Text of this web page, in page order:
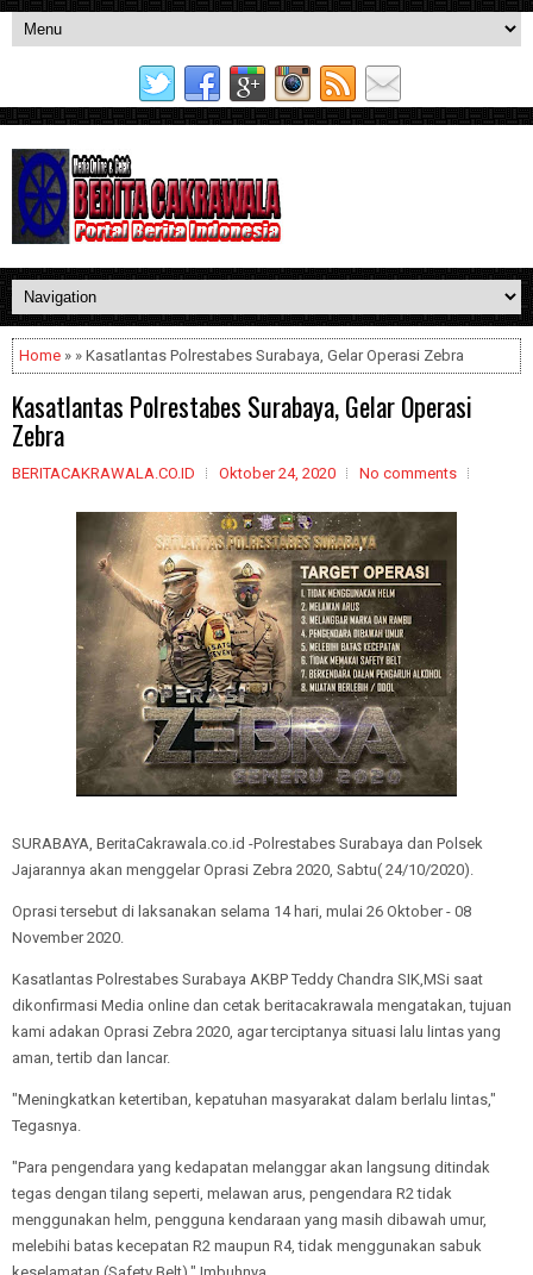
Home » » Kasatlantas Polrestabes Surabaya, Gelar Operasi Zebra
Kasatlantas Polrestabes Surabaya, Gelar Operasi
Zebra
BERITACAKRAWALA.CO.ID Oktober 24, 2020 No comments
SURABAYA, BeritaCakrawala.co.id -Polrestabes Surabaya dan Polsek
Jajarannya akan menggelar Oprasi Zebra 2020, Sabtu( 24/10/2020).
Oprasi tersebut di laksanakan selama 14 hari, mulai 26 Oktober - 08
November 2020.
Kasatlantas Polrestabes Surabaya AKBP Teddy Chandra SIK,MSi saat
dikonfirmasi Media online dan cetak beritacakrawala mengatakan, tujuan
kami adakan Oprasi Zebra 2020, agar terciptanya situasi lalu lintas yang
aman, tertib dan lancar.
"Meningkatkan ketertiban, kepatuhan masyarakat dalam berlalu lintas,"
Tegasnya.
"Para pengendara yang kedapatan melanggar akan langsung ditindak
tegas dengan tilang seperti, melawan arus, pengendara R2 tidak
menggunakan helm, pengguna kendaraan yang masih dibawah umur,
melebihi batas kecepatan R2 maupun R4, tidak menggunakan sabuk